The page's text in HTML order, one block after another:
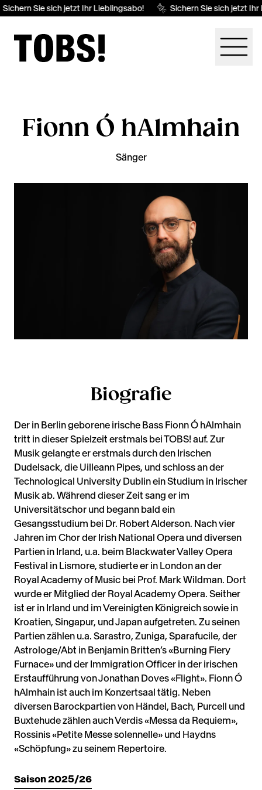
Sichern Sie sich jetzt Ihr Lieblingsabo! Sichern Sie sich jetzt Ihr
Fionn Ó hAlmhain
Sänger
Biografie
Der in Berlin geborene irische Bass Fionn Ó hAlmhain
tritt in dieser Spielzeit erstmals bei TOBS! auf. Zur
Musik gelangte er erstmals durch den Irischen
Dudelsack, die Uilleann Pipes, und schloss an der
Technological University Dublin ein Studium in Irischer
Musik ab. Während dieser Zeit sang er im
Universitätschor und begann bald ein
Gesangsstudium bei Dr. Robert Alderson. Nach vier
Jahren im Chor der Irish National Opera und diversen
Partien in Irland, u.a. beim Blackwater Valley Opera
Festival in Lismore, studierte er in London an der
Royal Academy of Music bei Prof. Mark Wildman. Dort
wurde er Mitglied der Royal Academy Opera. Seither
ist er in Irland und im Vereinigten Königreich sowie in
Kroatien, Singapur, und Japan aufgetreten. Zu seinen
Partien zählen u.a. Sarastro, Zuniga, Sparafucile, der
Astrologe/Abt in Benjamin Britten’s «Burning Fiery
Furnace» und der Immigration Officer in der irischen
Erstaufführung von Jonathan Doves «Flight». Fionn Ó
hAlmhain ist auch im Konzertsaal tätig. Neben
diversen Barockpartien von Händel, Bach, Purcell und
Buxtehude zählen auch Verdis «Messa da Requiem»,
Rossinis «Petite Messe solennelle» und Haydns
«Schöpfung» zu seinem Repertoire.
Saison 2025/26